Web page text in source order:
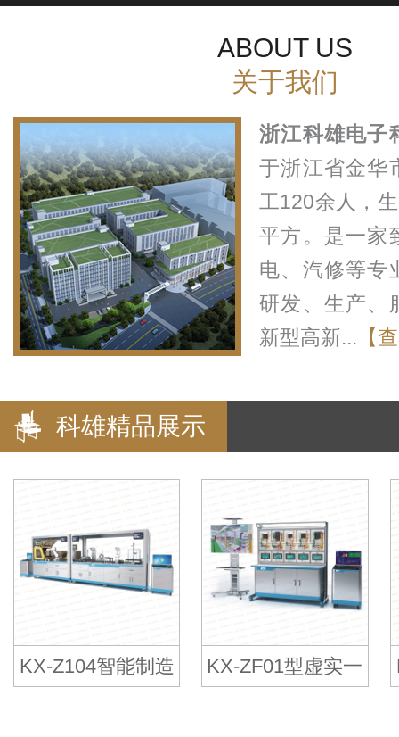
ABOUT US
关于我们
浙江科雄电子
于浙江省金华
工120余人，
平方。是一家
电、汽修等专
研发、生产、
新型高新... 【
科雄精品展示
KX-Z104智能制造
KX-ZF01型虚实一